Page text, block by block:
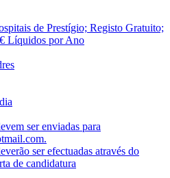
de Prestígio; Registo Gratuito;
Líquidos por Ano
ser enviadas para
ser efectuadas através do
de candidatura